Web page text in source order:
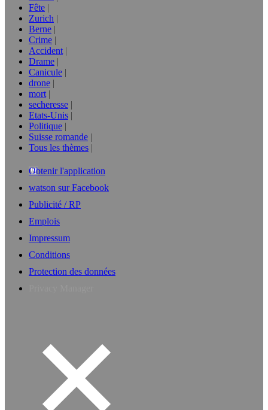
Fête
Zurich
Berne
Crime
Accident
Drame
Canicule
drone
mort
secheresse
Etats-Unis
Politique
Suisse romande
Tous les thèmes
Obtenir l'application
watson sur Facebook
Publicité / RP
Emplois
Impressum
Conditions
Protection des données